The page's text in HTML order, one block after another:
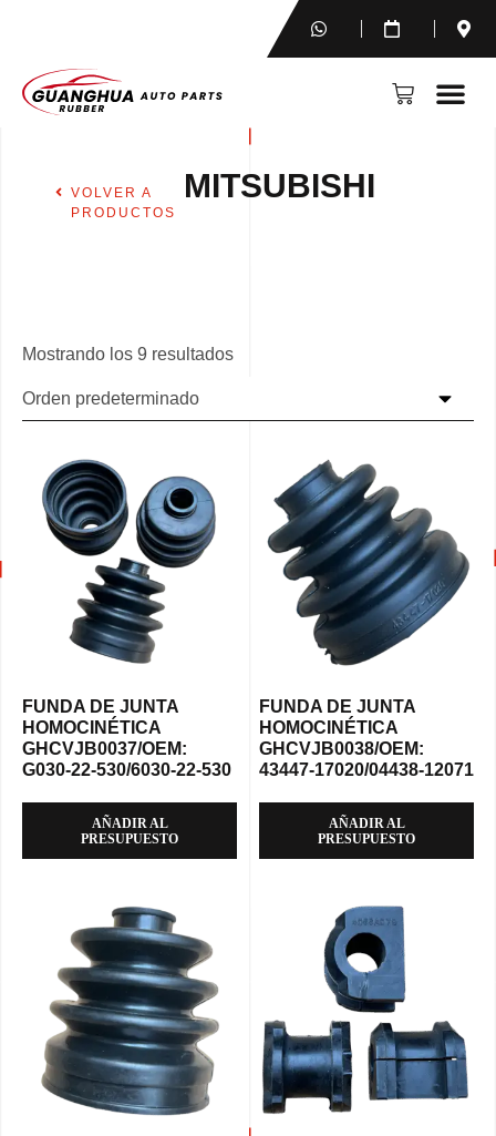
VOLVER A
PRODUCTOS
MITSUBISHI
Mostrando los 9 resultados
FUNDA DE JUNTA
HOMOCINÉTICA
GHCVJB0037/OEM:
G030-22-530/6030-22-530
AÑADIR AL
PRESUPUESTO
FUNDA DE JUNTA
HOMOCINÉTICA
GHCVJB0038/OEM:
43447-17020/04438-12071
AÑADIR AL
PRESUPUESTO